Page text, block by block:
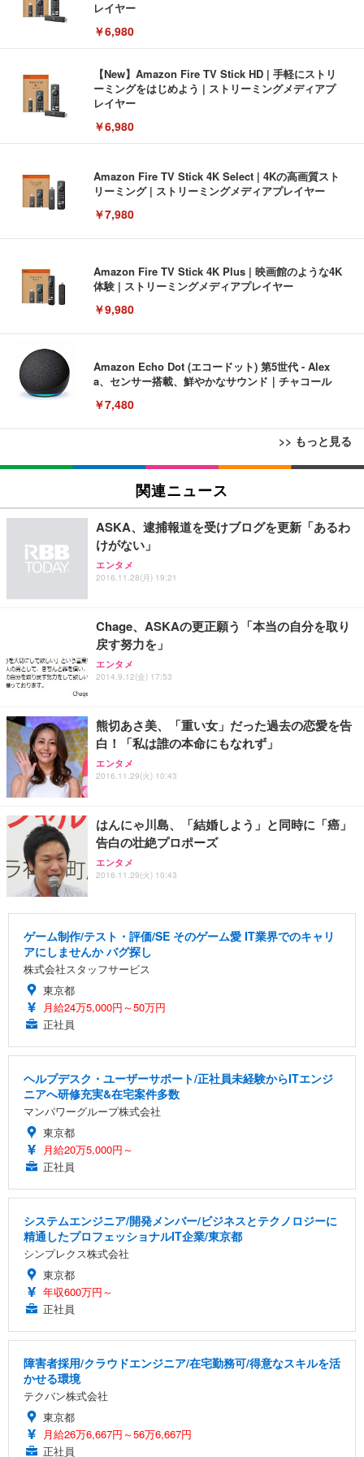
レイヤー
￥6,980
【New】Amazon Fire TV Stick HD | 手軽にストリ
ーミングをはじめよう | ストリーミングメディアプ
レイヤー
￥6,980
Amazon Fire TV Stick 4K Select | 4Kの高画質スト
リーミング | ストリーミングメディアプレイヤー
￥7,980
Amazon Fire TV Stick 4K Plus | 映画館のような4K
体験 | ストリーミングメディアプレイヤー
￥9,980
Amazon Echo Dot (エコードット) 第5世代 - Alex
a、センサー搭載、鮮やかなサウンド｜チャコール
￥7,480
>> もっと見る
[EdoErgo] オフィスチェア 椅子 テレワーク 疲れな
い 跳ね上げ式アームレスト コンパクト 約105度ロッ
キング pc 事務椅子 360度回転 座面昇降 強化ナイロ
ン樹脂ベース 通気性メッシュ 在宅ワーク H-WY01
(黒網+黒枠+黒足)
￥5,699
SIHOO B100 オフィスチェア／デスクチェア メッシ
Sezlife オフィスチェア デスクチェア 疲れない テレ
ワーク チェア 強化バックレスト 30度ロッキング機
ョン PCチェア 通気性メッシュ ゲーミング/勉強/事
務用 おしゃれ パソコンチェア (ブラック)
￥7,680
Sezlife オフィスチェア デスクチェア 疲れない テレ
ワーク チェア 強化バックレスト 30度ロッキング機
ョン PCチェア 通気性メッシュ ゲーミング/勉強/事
務用 おしゃれ パソコンチェア (ホワイト)
ANDWINT オフィスチェア デスクチェア 肘なし メ
ッシュ 通気性 ランバーサポート付き 腰サポート ガ
ス圧無段階昇降 360度回転 キャスター付き コンパク
勤務 ブラック
EIZO ビジネス向けプレミアムモニター | FlexScan
EV3240X-WT | 31.5型4K UHD・USB Type-C・ホワ
￥105,595
EIZO ビジネス向けプレミアムモニター | FlexScan
EV2740X-WT | 27.0型4K UHD・USB Type-C・ホワ
￥109,572
【純正品】27"ゲーミングモニター DualSense 充電
フック付き（CFI-ZDM1J）
【整備済み品】Dell E2724HS 27インチ 液晶モニタ
ー フルHD（1920×1080）VA 非光沢 HDMI/DisplayP
【MiniLED/24.5inch/280Hz/FHD】GRAPHT THE S
HOOTER Gaming Monitor 24” Essential ゲーミン
グモニター QD 24.5インチ 1ms FHD 量子ドット 残
Amazonベーシック ペットシーツ 薄型 レギュラー 1
回使い捨て 無香料 ホワイト 300枚
Amazonベーシック ペットシーツ 厚型 ワイド 42枚
ネオ・ルーライフ ネオ・オムツ L 中型犬用 26枚入
Smart Basic(スマートベーシック) 【Amazon.co.jp
限定】 Smart Basic アイリスオーヤマ ペットシーツ
アイリスオーヤマ ペットシーツ 超厚型 お徳用 レギ
ュラー 200枚入【Amazon.co.jp限定】
関連ニュース
ASKA、逮捕報道を受けブログを更新「あるわ
けがない」
エンタメ
2016.11.28(月) 19:21
Chage、ASKAの更正願う「本当の自分を取り
戻す努力を」
エンタメ
2014.9.12(金) 17:53
熊切あさ美、「重い女」だった過去の恋愛を告
白！「私は誰の本命にもなれず」
エンタメ
2016.11.29(火) 10:43
はんにゃ川島、「結婚しよう」と同時に「癌」
告白の壮絶プロポーズ
エンタメ
2016.11.29(火) 10:43
ゲーム制作/テスト・評価/SE そのゲーム愛 IT業界でのキャリ
アにしませんか バグ探し
株式会社スタッフサービス
東京都
月給24万5,000円～50万円
正社員
ヘルプデスク・ユーザーサポート/正社員未経験からITエンジ
ニアへ研修充実&在宅案件多数
マンパワーグループ株式会社
東京都
月給20万5,000円～
正社員
システムエンジニア/開発メンバー/ビジネスとテクノロジーに
精通したプロフェッショナルIT企業/東京都
シンプレクス株式会社
東京都
年収600万円～
正社員
障害者採用/クラウドエンジニア/在宅勤務可/得意なスキルを活
かせる環境
テクバン株式会社
東京都
月給26万6,667円～56万6,667円
正社員